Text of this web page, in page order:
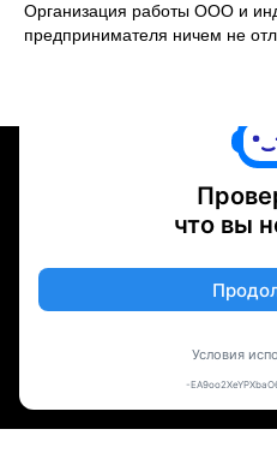
Организация работы ООО и
предпринимателя ничем не